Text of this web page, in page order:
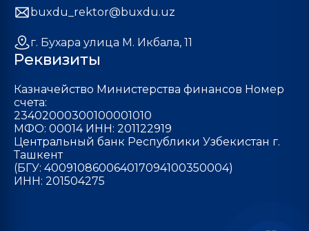
buxdu_rektor@buxdu.uz
г. Бухара улица М. Икбала, 11
Реквизиты
Казначейство Министерства финансов Номер
счета:
23402000300100001010
МФО: 00014 ИНН: 201122919
Центральный банк Республики Узбекистан г.
Ташкент
(БГУ: 400910860064017094100350004)
ИНН: 201504275